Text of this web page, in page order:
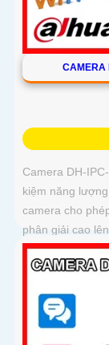
CAMERA
Camera DH-
kiệm năng
camera cho
phân giải cao
chiều